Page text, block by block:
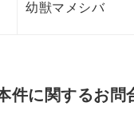
幼獣マメシバ
件に関するお問